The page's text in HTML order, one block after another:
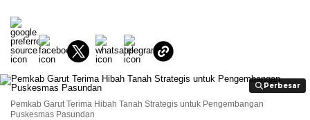
Perbesar
Perbesar
Pemkab Garut Terima Hibah Tanah Strategis untuk Pengembangan
Puskesmas Pasundan